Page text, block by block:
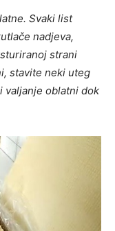
Svaki list
nadjeva,
strani
stavite neki uteg
valjanje oblatni dok